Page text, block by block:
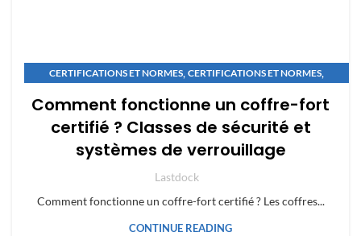
CERTIFICATIONS ET NORMES, CERTIFICATIONS ET NORMES,
Comment fonctionne un coffre-fort
certifié ? Classes de sécurité et
systèmes de verrouillage
Lastdock
Comment fonctionne un coffre-fort certifié ? Les coffres...
CONTINUE READING